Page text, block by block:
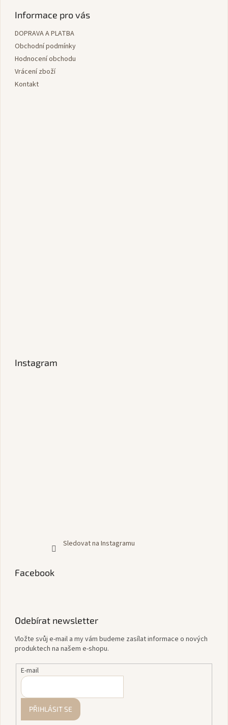
Informace pro vás
DOPRAVA A PLATBA
Obchodní podmínky
Hodnocení obchodu
Vrácení zboží
Kontakt
Instagram
Sledovat na Instagramu
Facebook
Odebírat newsletter
Vložte svůj e-mail a my vám budeme zasílat informace o nových
produktech na našem e-shopu.
E-mail
PŘIHLÁSIT SE